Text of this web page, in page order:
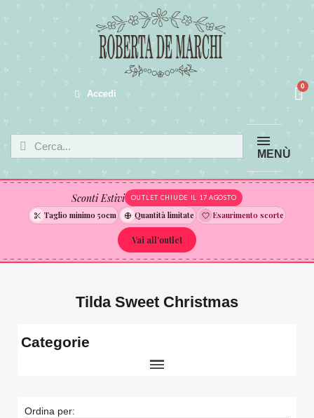
Accedi
MENÙ
Sconti Estivi OUTLET CHIUDE IL 17 AGOSTO
Taglio minimo 50cm Quantità limitate Esaurimento scorte
Vai all'outlet
Tilda Sweet Christmas
Categorie
Ordina per: